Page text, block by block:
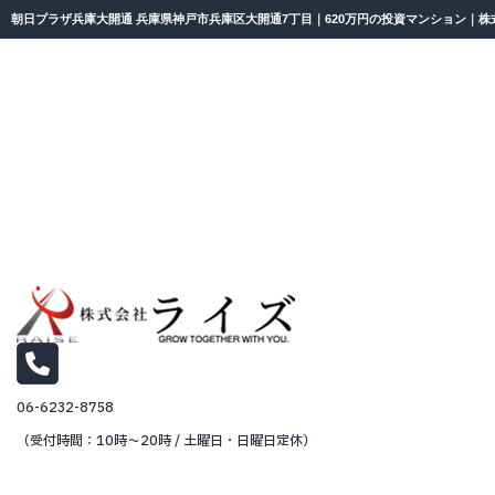
朝日プラザ兵庫大開通 兵庫県神戸市兵庫区大開通7丁目｜620万円の投資マンション｜株
06-6232-8758
（受付時間：10時～20時 / 土曜日・日曜日定休）